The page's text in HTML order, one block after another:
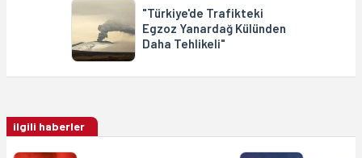
"Türkiye'de Trafikteki
Egzoz Yanardağ Külünden
Daha Tehlikeli"
ilgili haberler